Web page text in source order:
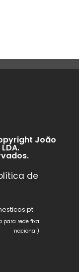
João
de
para rede fixa
nacional)